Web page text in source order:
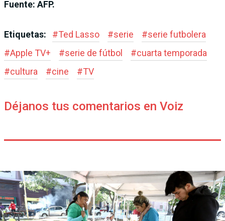
Fuente: AFP.
Etiquetas: #Ted Lasso #serie #serie futbolera
#Apple TV+ #serie de fútbol #cuarta temporada
#cultura #cine #TV
Déjanos tus comentarios en Voiz